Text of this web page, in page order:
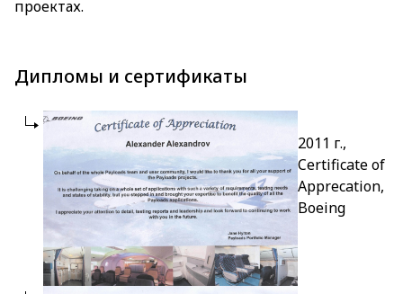
проектах.
Дипломы и сертификаты
2011 г.,
Certificate of
Apprecation,
Boeing